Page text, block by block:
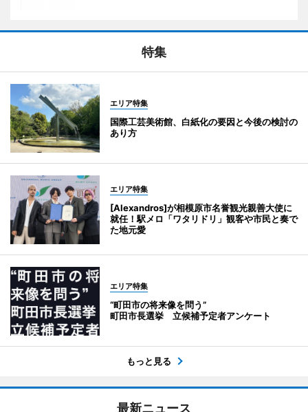
特集
エリア特集
国際工芸美術館、白紙化の要因と今後の検討の
あり方
エリア特集
[Alexandros]が相模原市名誉観光親善大使に
就任！駅メロ「ワタリドリ」観客や市民と奏で
た地元愛
エリア特集
“町田市の将来像を問う”
町田市長選挙 立候補予定者アンケート
もっと見る
最新ニュース